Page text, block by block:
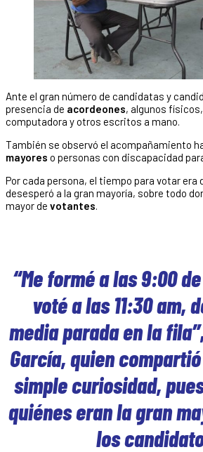
Ante el gran número de candidatas y
presencia de acordeones, algunos
computadora y otros escritos a mano.
También se observó el acompañamiento
mayores o personas con discapacidad
Por cada persona, el tiempo para votar era
desesperó a la gran mayoría, sobre todo
mayor de votantes
“Me formé a las 9:00
voté a las 11:30 am,
media parada en la
García, quien
simple curiosidad,
quiénes eran la gran
los